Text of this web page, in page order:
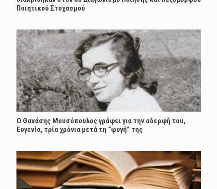
Ποιητικού Στοχασμού
Ο Θανάσης Μουσόπουλος γράφει για την αδερφή του,
Ευγενία, τρία χρόνια μετά τη “φυγή” της